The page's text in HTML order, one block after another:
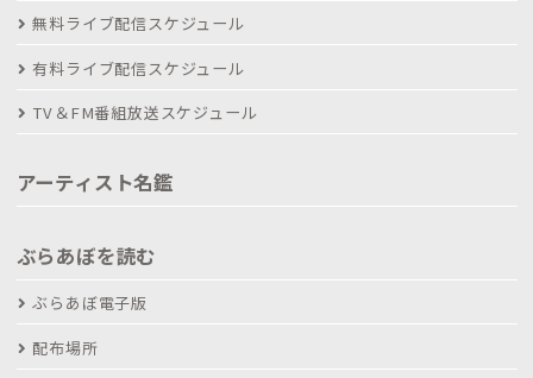
無料ライブ配信スケジュール
有料ライブ配信スケジュール
TV＆FM番組放送スケジュール
アーティスト名鑑
ぶらあぼを読む
ぶらあぼ電子版
配布場所